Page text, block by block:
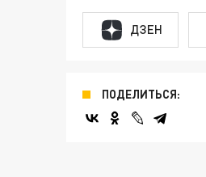
ДЗЕН
ПОДЕЛИТЬСЯ: